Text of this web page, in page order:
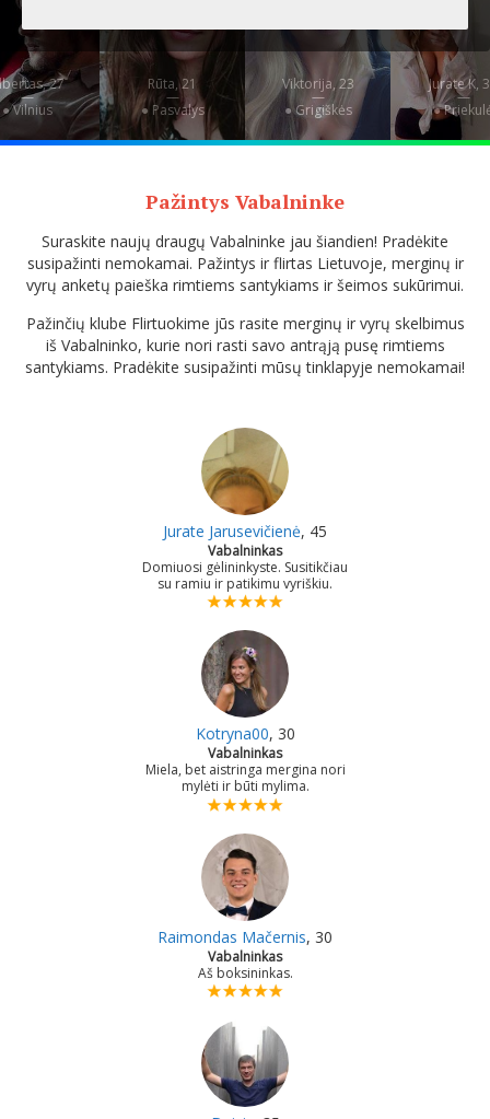
27
—
● Vilnius
Rūta, 21
—
● Pasvalys
Viktorija, 23
—
● Grigiškės
Jurate K,
—
●
Pažintys Vabalninke
Suraskite naujų draugų Vabalninke jau šiandien! Pradėkite
susipažinti nemokamai. Pažintys ir flirtas Lietuvoje, merginų ir
vyrų anketų paieška rimtiems santykiams ir šeimos sukūrimui.
Pažinčių klube Flirtuokime jūs rasite merginų ir vyrų skelbimus
iš Vabalninko, kurie nori rasti savo antrąją pusę rimtiems
santykiams. Pradėkite susipažinti mūsų tinklapyje nemokamai!
Jurate Jarusevičienė, 45
Vabalninkas
Domiuosi gėlininkyste. Susitikčiau
su ramiu ir patikimu vyriškiu.
Kotryna00, 30
Vabalninkas
Miela, bet aistringa mergina nori
mylėti ir būti mylima.
Raimondas Mačernis, 30
Vabalninkas
Aš boksininkas.